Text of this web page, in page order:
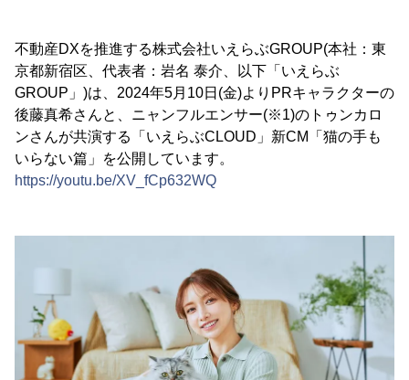
不動産DXを推進する株式会社いえらぶGROUP(本社：東
京都新宿区、代表者：岩名 泰介、以下「いえらぶ
GROUP」)は、2024年5月10日(金)よりPRキャラクターの
後藤真希さんと、ニャンフルエンサー(※1)のトゥンカロ
ンさんが共演する「いえらぶCLOUD」新CM「猫の手も
いらない篇」を公開しています。
https://youtu.be/XV_fCp632WQ